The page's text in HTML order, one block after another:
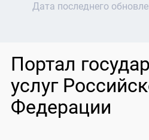
Дата последнего
Портал
услуг
Федерации